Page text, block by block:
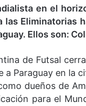
en el
las Eliminatorias
Ellos son:
de Futsal
a Paraguay en la
dueños de
para el